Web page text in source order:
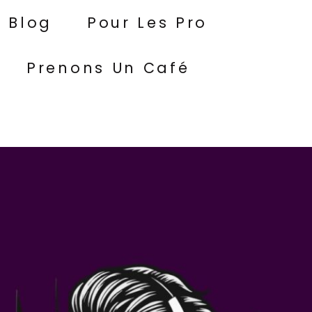
Blog Pour Les Pro
Prenons Un Café